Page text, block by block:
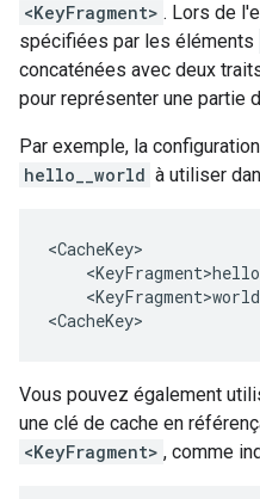
<KeyFragment> . Lors de
spécifiées par les éléments
concaténées avec deux
pour représenter une partie
Par exemple, la
hello__world à utiliser
<CacheKey>
<CacheKey>
Vous pouvez également
une clé de cache en
<KeyFragment> , comme